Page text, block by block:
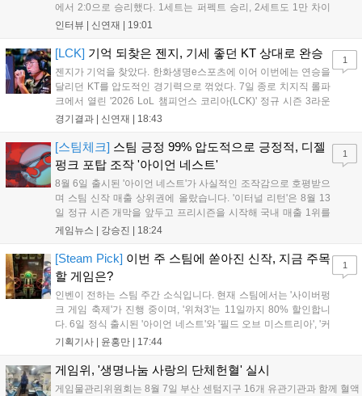
에서 2:0으로 승리했다. 1세트는 퍼펙트 승리, 2세트도 1만 차이
를 벌리며 25분 만에 승리하면서 말 그대로 압도적인 경기력을 선
하며 POM에 선정됐...
인터뷰 | 신연재 19:01
[LCK] 기억 되찾은 젠지, 기세 좋던 KT 상대로 완승
젠지가 기억을 찾았다. 한화생명e스포츠에 이어 이번에는 연승을
달리던 KT를 압도적인 경기력으로 꺾었다. 7일 종로 치지직 롤파
크에서 열린 '2026 LoL 챔피언스 코리아(LCK)' 정규 시즌 3라운
드 레전드 그룹, kt 롤스터와 젠지 e스포츠의 대결에서 젠지가 압
기억을 되찾기라도 한 듯 1,...
경기결과 | 신연재 18:43
1
[스팀체크] 스팀 긍정 99% 압도적으로 긍정적, 디젤
펑크 포탑 조작 '아이언 네스트'
8월 6일 출시된 '아이언 네스트'가 사실적인 조작감으로 호평받으
며 스팀 신작 매출 상위권에 올랐습니다. '이터널 리턴'은 8월 13
일 정규 시즌 개막을 앞두고 프리시즌을 시작해 국내 매출 1위를
기록했습니다. 25주년을 맞은 '고스트 리콘' 시리즈는 8월 6일 쇼
'마블 투혼: 파이팅 소울즈'와 레트로 수리 시뮬레이션 '리스토
리'도 스팀에 정식 출시되었습니다....
게임뉴스 | 강승진 18:24
1
[Steam Pick] 이번 주 스팀에 쏟아진 신작, 지금 주목
할 게임은?
인벤이 전하는 스팀 주간 소식입니다. 현재 스팀에서는 '사이버펑
크 게임 축제'가 진행 중이며, '위쳐3'는 11일까지 80% 할인합니
다. 6일 정식 출시된 '아이언 네스트'와 '필드 오브 미스트리아', '커
세어 코브'가 호평받고 있습니다. 한편, 7일 출시된 '마블 투혼'은
다. 유비소프트의 '고스트리콘: 와일드랜드'는 7년 만의 대규모 업
데이트 '라스트 라이츠'와 함께 95% 할인 중입니다....
기획기사 | 윤홍만 17:44
1
게임위, '생명나눔 사랑의 단체헌혈' 실시
게임물관리위원회는 8월 7일 부산 센텀지구 16개 유관기관과 함께 혈액